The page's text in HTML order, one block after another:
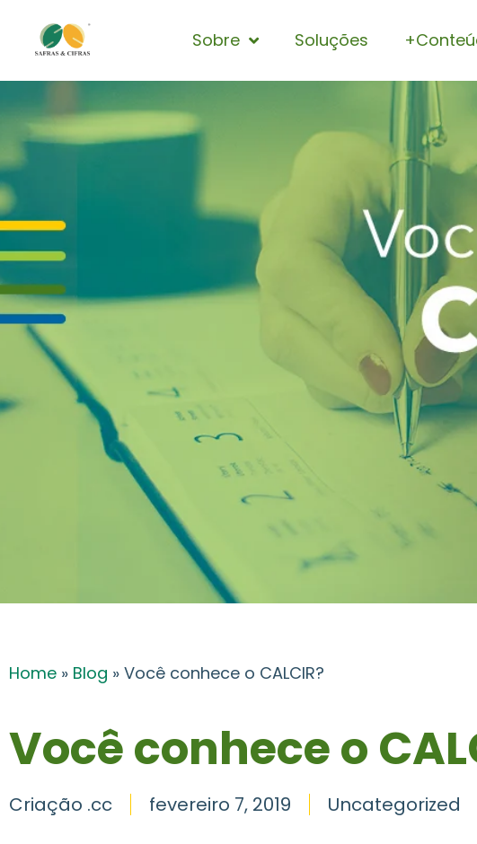
Sobre Soluções
Home » Blog » Você conhece o CALCIR?
Você conhece o
Criação .cc fevereiro 7, 2019 Uncategorized